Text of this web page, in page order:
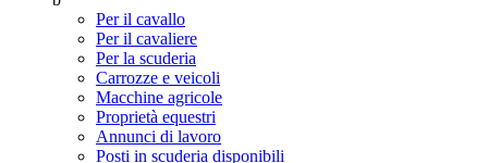
Per il cavallo
Per il cavaliere
Per la scuderia
Carrozze e veicoli
Macchine agricole
Proprietà equestri
Annunci di lavoro
Posti in scuderia disponibili